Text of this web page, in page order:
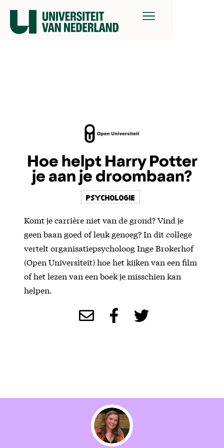
Hoe helpt Harry Potter
je aan je droombaan?
psychologie
Komt je carrière niet van de grond? Vind je
geen baan goed of leuk genoeg? In dit college
vertelt organisatiepsycholoog Inge Brokerhof
(Open Universiteit) hoe het kijken van een film
of het lezen van een boek je misschien kan
helpen.